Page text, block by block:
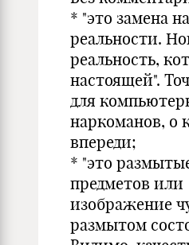
* "это замена
реальности.
реальность,
настоящей".
для
наркоманов, о
впереди;
* "это
предметов или
изображение
размытом